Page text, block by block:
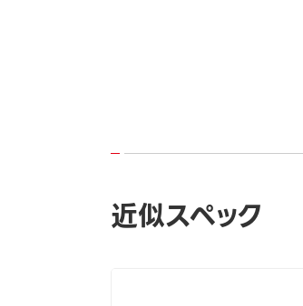
近似スペック